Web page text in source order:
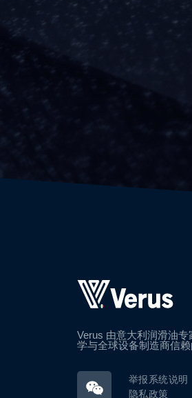
Verus 由意大利润滑油
学与全球设备制造商信赖
举报系统说明
隐私政策